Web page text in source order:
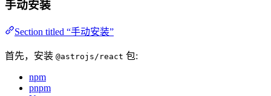
手动安装
Section titled “手动安装”
首先，安装 @astrojs/react 包:
npm
pnpm